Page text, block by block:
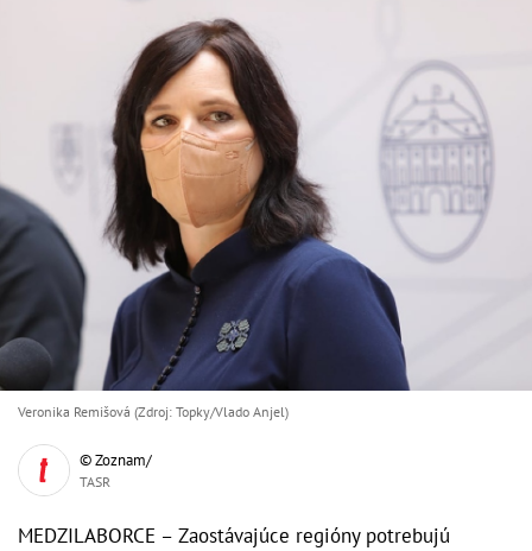
Veronika Remišová (Zdroj: Topky/Vlado Anjel)
© Zoznam/
TASR
MEDZILABORCE – Zaostávajúce regióny potrebujú